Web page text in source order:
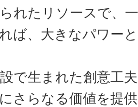
れたリソースで、
ば、大きなパワー
で生まれた創意工
さらなる価値を提